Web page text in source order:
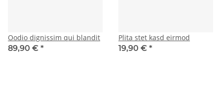
Oodio dignissim qui blandit
89,90 € *
Plita stet kasd eirmod
19,90 € *